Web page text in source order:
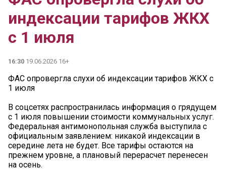
индексации тарифов ЖКХ
с 1 июля
16:30 19.06.2026 16+
ФАС опровергла слухи об индексации тарифов ЖКХ с
1 июля
В соцсетях распространилась информация о грядущем
с 1 июля повышении стоимости коммунальных услуг.
Федеральная антимонопольная служба выступила с
официальным заявлением: никакой индексации в
середине лета не будет. Все тарифы остаются на
прежнем уровне, а плановый перерасчет перенесен
на осень.